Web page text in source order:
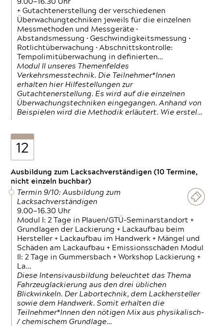
9.00—16.30 Uhr
+ Gutachtenerstellung der verschiedenen
Überwachungtechniken jeweils für die einzelnen
Messmethoden und Messgeräte •
Abstandsmessung • Geschwindigkeitsmessung •
Rotlichtüberwachung • Abschnittskontrolle:
Tempolimitüberwachung in definierten…
Modul II unseres Themenfeldes
Verkehrsmesstechnik. Die Teilnehmer*Innen
erhalten hier Hilfestellungen zur
Gutachtenerstellung. Es wird auf die einzelnen
Überwachungstechniken eingegangen. Anhand von
Beispielen wird die Methodik erläutert. Wie erstel…
12
Ausbildung zum Lacksachverständigen (10 Termine,
nicht einzeln buchbar)
Termin 9/10: Ausbildung zum
Lacksachverständigen
9.00—16.30 Uhr
Modul I: 2 Tage in Plauen/GTÜ-Seminarstandort +
Grundlagen der Lackierung + Lackaufbau beim
Hersteller + Lackaufbau im Handwerk + Mängel und
Schäden am Lackaufbau + Emissionsschäden Modul
II: 2 Tage in Gummersbach + Workshop Lackierung +
La…
Diese Intensivausbildung beleuchtet das Thema
Fahrzeuglackierung aus den drei üblichen
Blickwinkeln. Der Labortechnik, dem Lackhersteller
sowie dem Handwerk. Somit erhalten die
Teilnehmer*Innen den nötigen Mix aus physikalisch-
/ chemischem Grundlage…